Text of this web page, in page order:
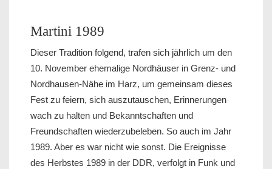
Martini 1989
Dieser Tradition folgend, trafen sich jährlich um den
10. November ehemalige Nordhäuser in Grenz- und
Nordhausen-Nähe im Harz, um gemeinsam dieses
Fest zu feiern, sich auszutauschen, Erinnerungen
wach zu halten und Bekanntschaften und
Freundschaften wiederzubeleben. So auch im Jahr
1989. Aber es war nicht wie sonst. Die Ereignisse
des Herbstes 1989 in der DDR, verfolgt in Funk und